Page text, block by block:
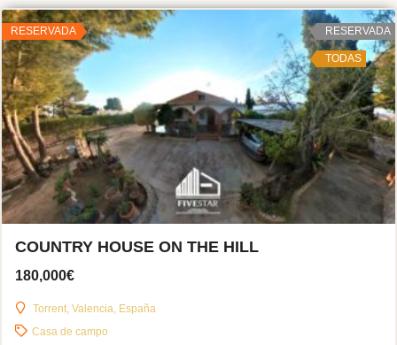
RESERVADA RESERVADA
TODAS
COUNTRY HOUSE ON THE HILL
180,000€
Torrent, Valencia, España
Casa de campo